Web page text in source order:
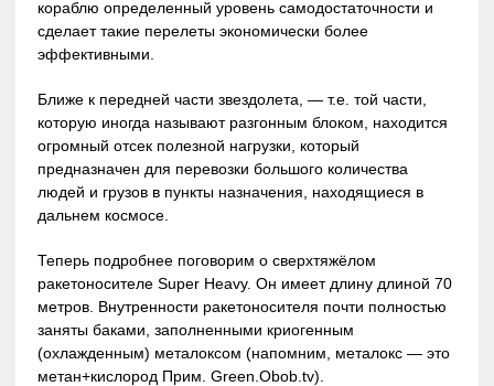
кораблю определенный уровень самодостаточности и
сделает такие перелеты экономически более
эффективными.
Ближе к передней части звездолета, — т.е. той части,
которую иногда называют разгонным блоком, находится
огромный отсек полезной нагрузки, который
предназначен для перевозки большого количества
людей и грузов в пункты назначения, находящиеся в
дальнем космосе.
Теперь подробнее поговорим о сверхтяжёлом
ракетоносителе Super Heavy. Он имеет длину длиной 70
метров. Внутренности ракетоносителя почти полностью
заняты баками, заполненными криогенным
(охлажденным) металоксом (напомним, металокс — это
метан+кислород Прим. Green.Obob.tv).